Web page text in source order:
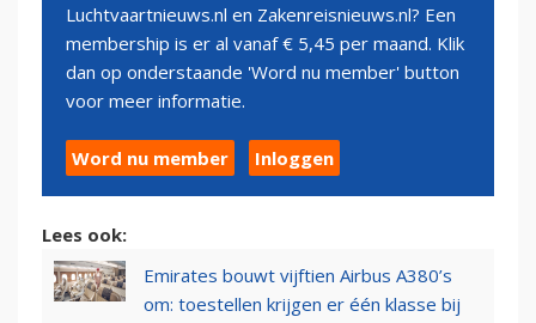
Luchtvaartnieuws.nl en Zakenreisnieuws.nl? Een
membership is er al vanaf € 5,45 per maand. Klik
dan op onderstaande 'Word nu member' button
voor meer informatie.
Word nu member Inloggen
Lees ook:
Emirates bouwt vijftien Airbus A380’s
om: toestellen krijgen er één klasse bij